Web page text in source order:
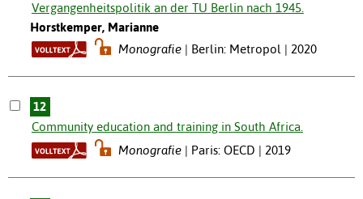
Vergangenheitspolitik an der TU Berlin nach 1945.
Horstkemper, Marianne
Monografie
Berlin: Metropol | 2020
12
Community education and training in South Africa.
Monografie
Paris: OECD | 2019